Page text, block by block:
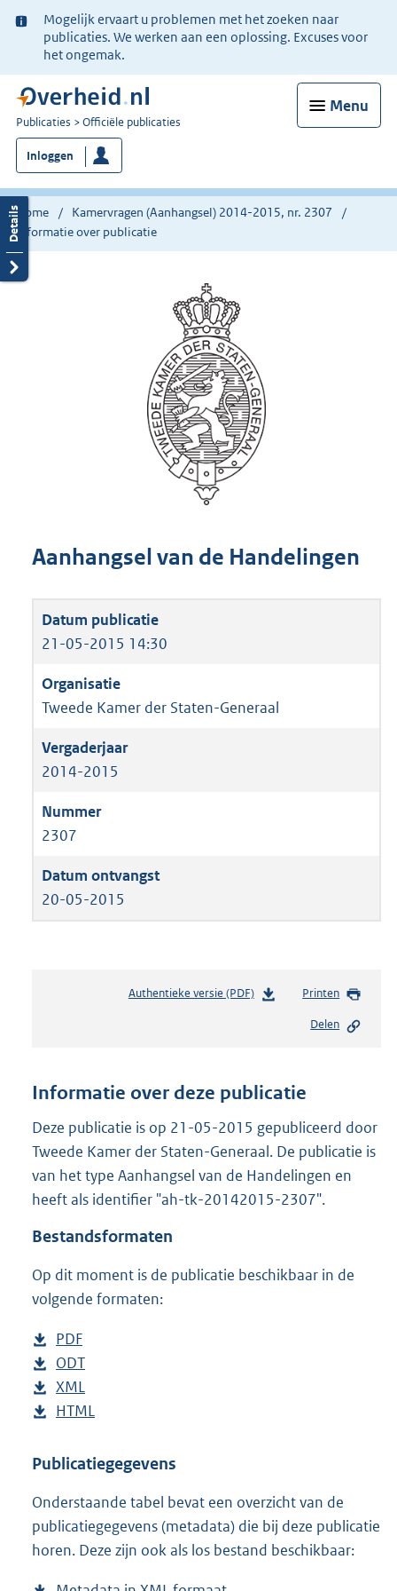
Ter
informatie:
Mogelijk ervaart u problemen met het zoeken naar
publicaties. We werken aan een oplossing. Excuses voor
het ongemak.
Menu
U
bent
nu
hier:
Publicaties Officiële publicaties
Inloggen
Home
Kamervragen (Aanhangsel) 2014-2015, nr. 2307
Informatie over publicatie
Aanhangsel van de Handelingen
21-05-2015 14:30
Tweede Kamer der Staten-Generaal
2014-2015
2307
20-05-2015
Authentieke versie (PDF)b
n
s
r
o
o
:
Printen
Delen
Informatie over deze publicatie
Deze publicatie is op 21-05-2015 gepubliceerd door
Tweede Kamer der Staten-Generaal. De publicatie is
van het type Aanhangsel van de Handelingen en
heeft als identifier "ah-tk-20142015-2307".
Bestandsformaten
Op dit moment is de publicatie beschikbaar in de
volgende formaten:
D
o
w
n
o
d
p
u
PDF
e
s
t
n
s
g
r
D
o
w
l
a
d
p
ODT
s
a
d
s
g
D
o
n
o
a
d
XML
e
t
n
d
s
D
w
l
o
a
HTML
s
a
n
d
Publicatiegegevens
Onderstaande tabel bevat een overzicht van de
publicatiegegevens (metadata) die bij deze publicatie
horen. Deze zijn ook als los bestand beschikbaar: